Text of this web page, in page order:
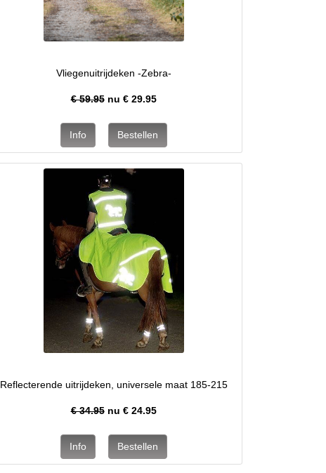
Vliegenuitrijdeken -Zebra-
€ 59.95nu € 29.95
Reflecterende uitrijdeken, universele maat 185-215
€ 34.95nu € 24.95